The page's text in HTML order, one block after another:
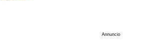
Annuncio